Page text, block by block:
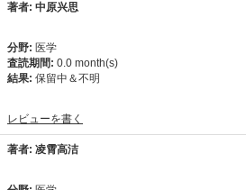
著者: 中原兴思
分野: 医学
査読期間: 0.0 month(s)
結果: 保留中＆不明
レビューを書く
著者: 凌霄高洁